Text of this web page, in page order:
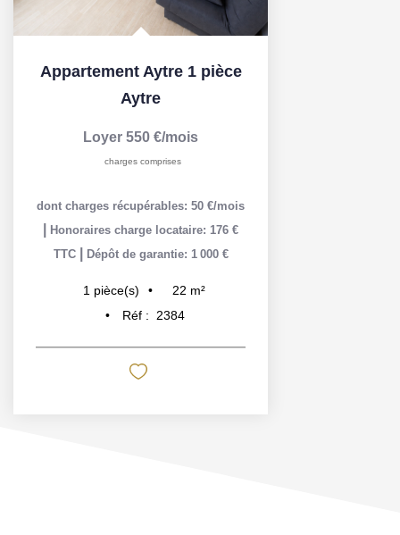
Appartement Aytre 1 pièce
Aytre
Loyer 550 €/mois
charges comprises
dont charges récupérables: 50 €/mois
Honoraires charge locataire: 176 €
TTC
Dépôt de garantie: 1 000 €
1 pièce(s) 22 m²
Réf :
2384